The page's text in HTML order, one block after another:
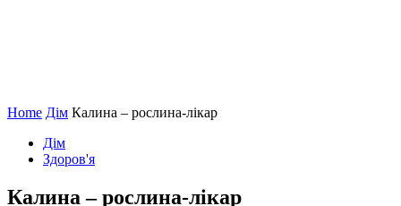
Home Дім Калина – рослина-лікар
Дім
Здоров'я
Калина – рослина-лікар